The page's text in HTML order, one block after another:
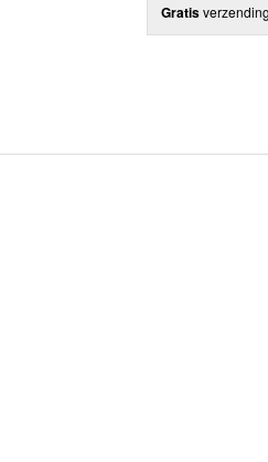
Gratis